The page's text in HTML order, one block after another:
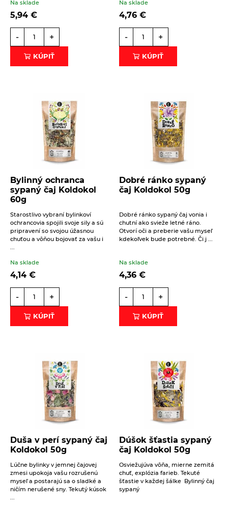
Na sklade
5,94 €
- +
KÚPIŤ
Na sklade
4,76 €
- +
KÚPIŤ
Bylinný ochranca
sypaný čaj Koldokol
60g
Starostlivo vybraní bylinkoví
ochrancovia spojili svoje sily a sú
pripravení so svojou úžasnou
chuťou a vôňou bojovať za vašu i
...
Na sklade
4,14 €
- +
KÚPIŤ
Dobré ránko sypaný
čaj Koldokol 50g
Dobré ránko sypaný čaj vonia i
chutní ako svieže letné ráno.
Otvorí oči a preberie vašu myseľ
kdekoľvek bude potrebné. Či j ...
Na sklade
4,36 €
- +
KÚPIŤ
Duša v perí sypaný čaj
Koldokol 50g
Lúčne bylinky v jemnej čajovej
zmesi upokoja vašu rozrušenú
myseľ a postarajú sa o sladké a
ničím nerušené sny. Tekutý kúsok
...
Dúšok šťastia sypaný
čaj Koldokol 50g
Osviežujúva vôňa, mierne zemitá
chuť, explózia farieb. Tekuté
šťastie v každej šálke Bylinný čaj
sypaný